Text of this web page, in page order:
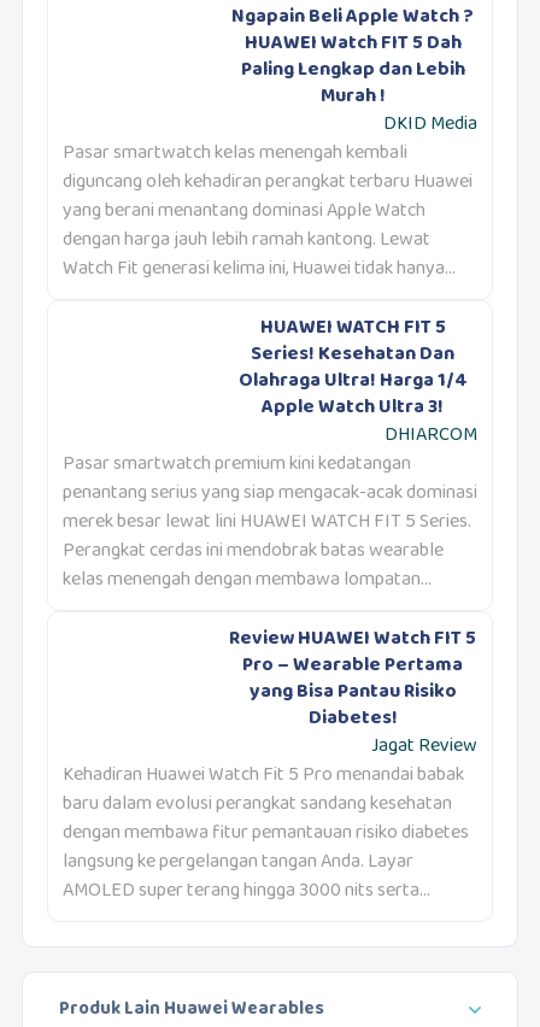
Ngapain Beli Apple Watch ?
HUAWEI Watch FIT 5 Dah
Paling Lengkap dan Lebih
Murah !
DKID Media
Pasar smartwatch kelas menengah kembali
diguncang oleh kehadiran perangkat terbaru Huawei
yang berani menantang dominasi Apple Watch
dengan harga jauh lebih ramah kantong. Lewat
Watch Fit generasi kelima ini, Huawei tidak hanya...
HUAWEI WATCH FIT 5
Series! Kesehatan Dan
Olahraga Ultra! Harga 1/4
Apple Watch Ultra 3!
DHIARCOM
Pasar smartwatch premium kini kedatangan
penantang serius yang siap mengacak-acak dominasi
merek besar lewat lini HUAWEI WATCH FIT 5 Series.
Perangkat cerdas ini mendobrak batas wearable
kelas menengah dengan membawa lompatan...
Review HUAWEI Watch FIT 5
Pro – Wearable Pertama
yang Bisa Pantau Risiko
Diabetes!
Jagat Review
Kehadiran Huawei Watch Fit 5 Pro menandai babak
baru dalam evolusi perangkat sandang kesehatan
dengan membawa fitur pemantauan risiko diabetes
langsung ke pergelangan tangan Anda. Layar
AMOLED super terang hingga 3000 nits serta...
Produk Lain Huawei Wearables